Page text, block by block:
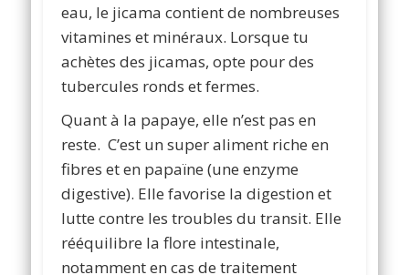
eau, le jicama contient de nombreuses
vitamines et minéraux. Lorsque tu
achètes des jicamas, opte pour des
tubercules ronds et fermes.
Quant à la papaye, elle n’est pas en
reste. C’est un super aliment riche en
fibres et en papaïne (une enzyme
digestive). Elle favorise la digestion et
lutte contre les troubles du transit. Elle
rééquilibre la flore intestinale,
notamment en cas de traitement